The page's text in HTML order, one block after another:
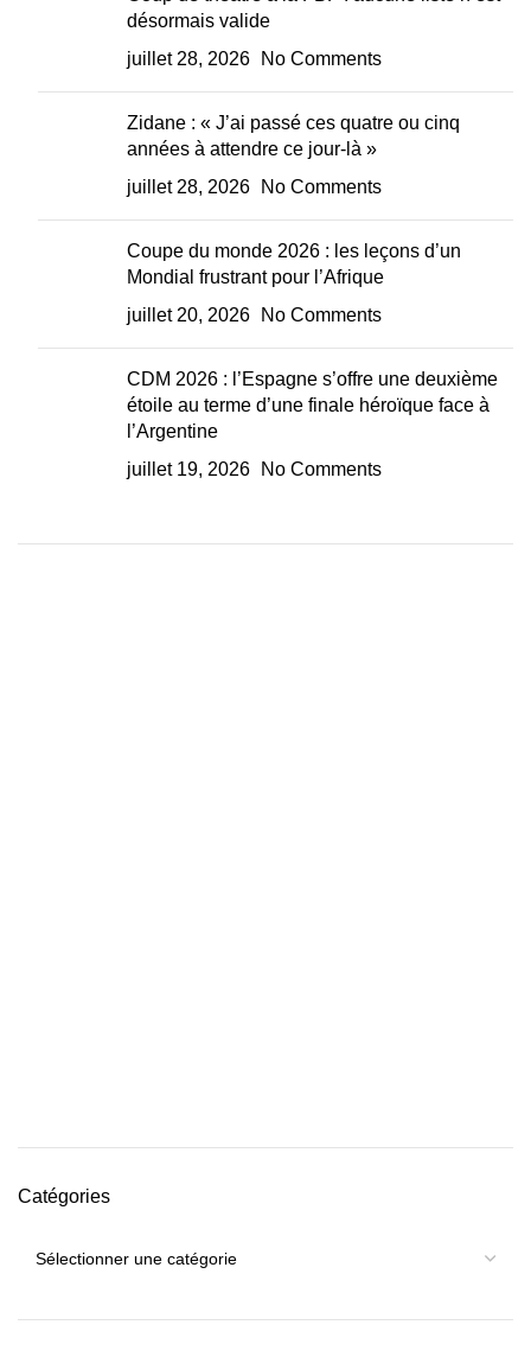
désormais valide
juillet 28, 2026
No Comments
Zidane : « J’ai passé ces quatre ou cinq
années à attendre ce jour-là »
juillet 28, 2026
No Comments
Coupe du monde 2026 : les leçons d’un
Mondial frustrant pour l’Afrique
juillet 20, 2026
No Comments
CDM 2026 : l’Espagne s’offre une deuxième
étoile au terme d’une finale héroïque face à
l’Argentine
juillet 19, 2026
No Comments
Catégories